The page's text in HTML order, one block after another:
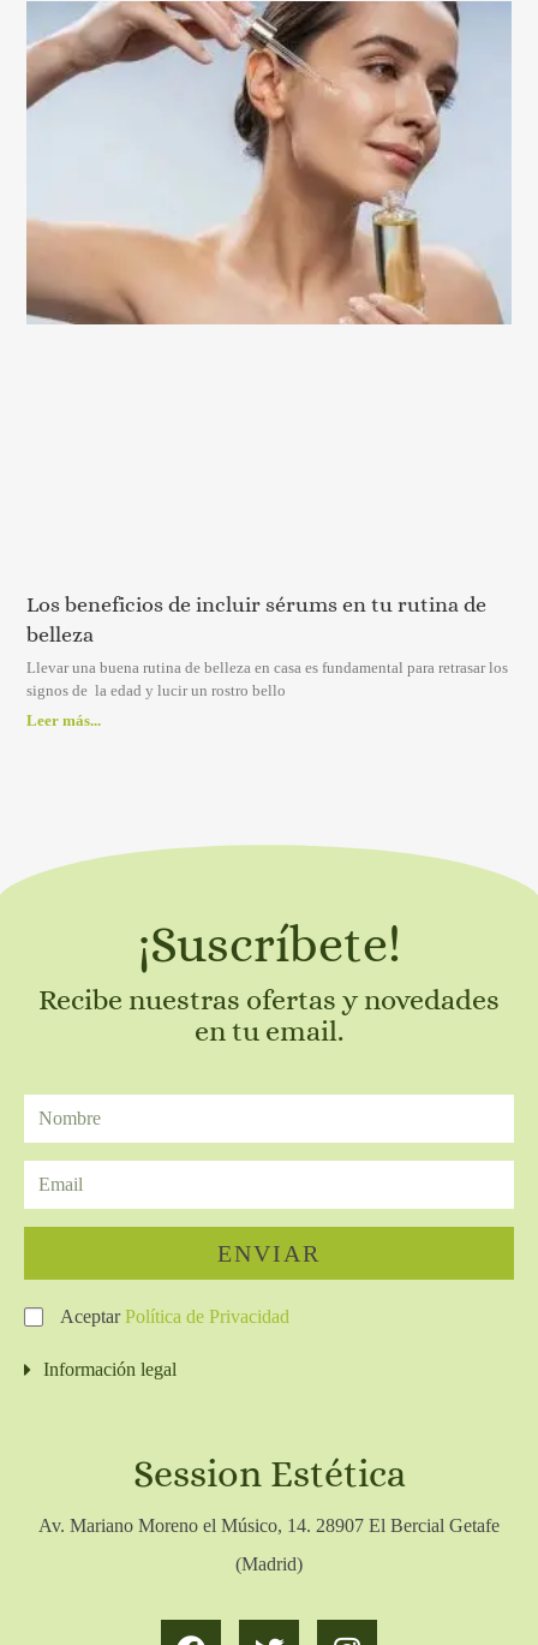
Los beneficios de incluir sérums en tu rutina de
belleza
Llevar una buena rutina de belleza en casa es fundamental para retrasar los
signos de la edad y lucir un rostro bello
Leer más...
¡Suscríbete!
Recibe nuestras ofertas y novedades
en tu email.
AceptarPolítica de Privacidad
ENVIAR
Información legal
Session Estética
Av. Mariano Moreno el Músico, 14. 28907 El Bercial Getafe
(Madrid)